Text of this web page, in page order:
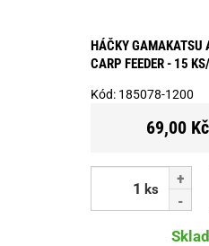
HÁČKY GAMAKATSU
CARP FEEDER - 15
Kód: 185078-1200
69,00
ks